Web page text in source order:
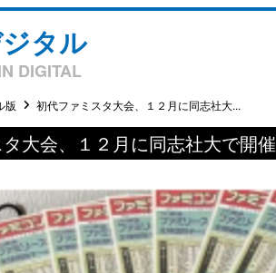
タル
DIGITAL
版 初代ファミスタ大会、１２月に同志社大...
大会、１２月に同志社大で開催